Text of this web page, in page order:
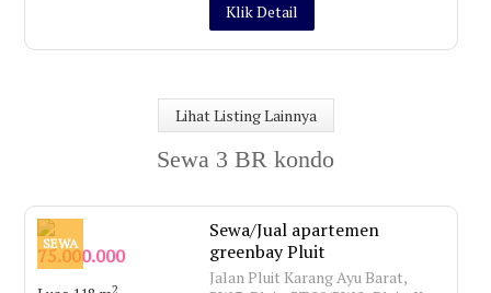
Klik Detail
Lihat Listing Lainnya
Sewa 3 BR kondo
SEWA
75.000.000
2
Sewa/Jual apartemen
greenbay Pluit
Jalan Pluit Karang Ayu Barat,